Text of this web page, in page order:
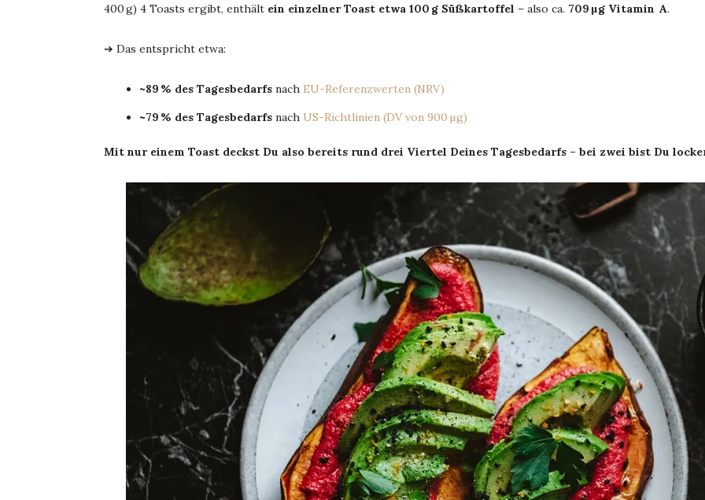
400 g) 4 Toasts ergibt, enthält ein einzelner Toast etwa 100 g Süßkartoffel – also ca. 709 µg Vitamin A.
➔ Das entspricht etwa:
~89 % des Tagesbedarfs nach EU-Referenzwerten (NRV)
~79 % des Tagesbedarfs nach US-Richtlinien (DV von 900 µg)
Mit nur einem Toast deckst Du also bereits rund drei Viertel Deines Tagesbedarfs – bei zwei bist Du